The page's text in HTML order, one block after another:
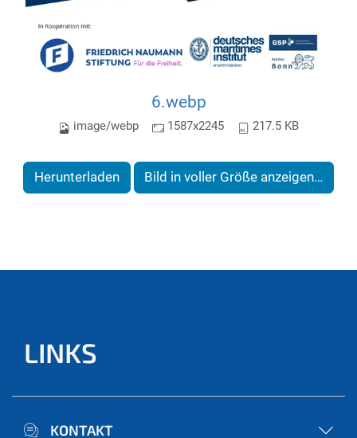
6.webp
image/webp 1587x2245 217.5 KB
Herunterladen Bild in voller Größe anzeigen…
LINKS
KONTAKT